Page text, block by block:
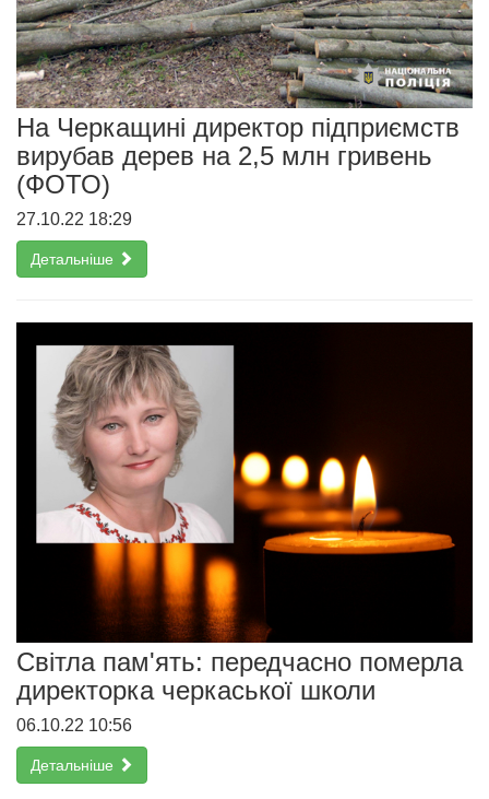
На Черкащині директор підприємств
вирубав дерев на 2,5 млн гривень
(ФОТО)
27.10.22 18:29
Детальніше
Світла пам'ять: передчасно померла
директорка черкаської школи
06.10.22 10:56
Детальніше